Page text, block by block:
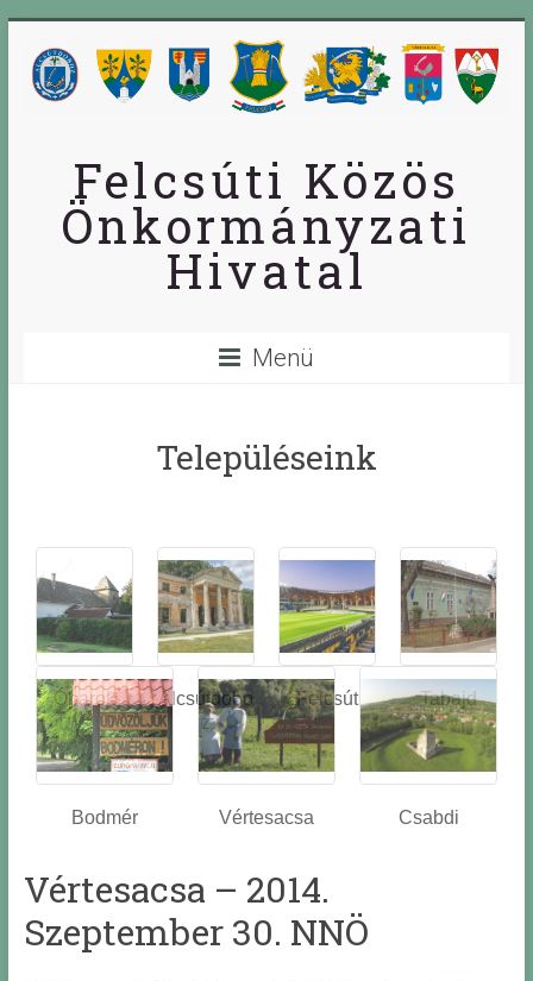
Felcsúti Közös
Önkormányzati
Hivatal
Menü
Településeink
Óbarok
Alcsútdobo
z
Felcsút Tabajd
Bodmér Vértesacsa Csabdi
Vértesacsa – 2014.
Szeptember 30. NNÖ